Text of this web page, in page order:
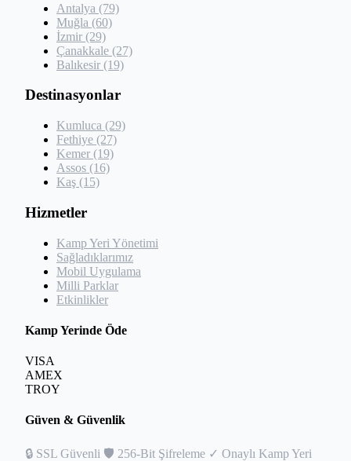
Antalya (79)
Muğla (60)
İzmir (29)
Çanakkale (27)
Balıkesir (19)
Destinasyonlar
Kumluca (29)
Fethiye (27)
Kemer (19)
Assos (16)
Kaş (15)
Hizmetler
Kamp Yeri Yönetimi
Sağladıklarımız
Mobil Uygulama
Milli Parklar
Etkinlikler
Kamp Yerinde Öde
VISA
AMEX
TROY
Güven & Güvenlik
🔒 SSL Güvenli 🛡️ 256-Bit Şifreleme ✓ Onaylı Kamp Yeri